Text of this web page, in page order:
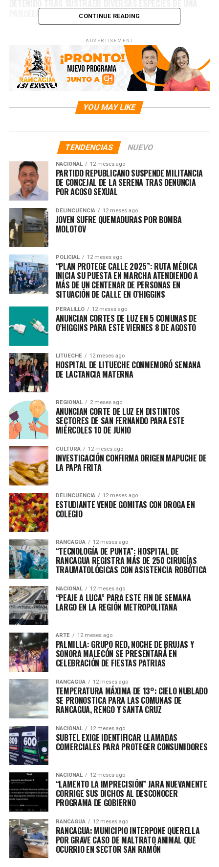
PARCELA
CONTINUE READING
ADVERTISEMENT
YOU MAY LIKE
TENDENCIAS NUEVO
NACIONAL 12 meses ago
PARTIDO REPUBLICANO SUSPENDE MILITANCIA
DE CONCEJAL DE LA SERENA TRAS DENUNCIA
POR ACOSO SEXUAL
DELINCUENCIA 12 meses ago
JOVEN SUFRE QUEMADURAS POR BOMBA
MOLOTOV
POLICIAL 12 meses ago
“PLAN PROTEGE CALLE 2025”: RUTA MÉDICA
INICIA SU PUESTA EN MARCHA ATENDIENDO A
MÁS DE UN CENTENAR DE PERSONAS EN
SITUACIÓN DE CALLE EN O’HIGGINS
PERALILLO 12 meses ago
ANUNCIAN CORTES DE LUZ EN 5 COMUNAS DE
O’HIGGINS PARA ESTE VIERNES 8 DE AGOSTO
LITUECHE 12 meses ago
HOSPITAL DE LITUECHE CONMEMORÓ SEMANA
DE LACTANCIA MATERNA
REGIONAL 2 meses ago
ANUNCIAN CORTE DE LUZ EN DISTINTOS
SECTORES DE SAN FERNANDO PARA ESTE
MIÉRCOLES 10 DE JUNIO
CULTURA 12 meses ago
INVESTIGACIÓN CONFIRMA ORIGEN MAPUCHE DE
LA PAPA FRITA
DELINCUENCIA 12 meses ago
ESTUDIANTE VENDE GOMITAS CON DROGA EN
COLEGIO
RANCAGUA 12 meses ago
“TECNOLOGÍA DE PUNTA”: HOSPITAL DE
RANCAGUA REGISTRA MÁS DE 250 CIRUGÍAS
TRAUMATOLÓGICAS CON ASISTENCIA ROBÓTICA
NACIONAL 12 meses ago
“PEAJE A LUCA” PARA ESTE FIN DE SEMANA
LARGO EN LA REGIÓN METROPOLITANA
ARTE 12 meses ago
PALMILLA: GRUPO RED, NOCHE DE BRUJAS Y
SONORA MALECÓN SE PRESENTARÁ EN
CELEBRACIÓN DE FIESTAS PATRIAS
RANCAGUA 12 meses ago
TEMPERATURA MÁXIMA DE 13°: CIELO NUBLADO
SE PRONOSTICA PARA LAS COMUNAS DE
RANCAGUA, RENGO Y SANTA CRUZ
NACIONAL 12 meses ago
SUBTEL EXIGE IDENTIFICAR LLAMADAS
COMERCIALES PARA PROTEGER CONSUMIDORES
NACIONAL 12 meses ago
“LAMENTO LA IMPRECISIÓN” JARA NUEVAMENTE
CORRIGE SUS DICHOS AL DESCONOCER
PROGRAMA DE GOBIERNO
RANCAGUA 12 meses ago
RANCAGUA: MUNICIPIO INTERPONE QUERELLA
POR GRAVE CASO DE MALTRATO ANIMAL QUE
OCURRIO EN SECTOR SAN RAMÓN